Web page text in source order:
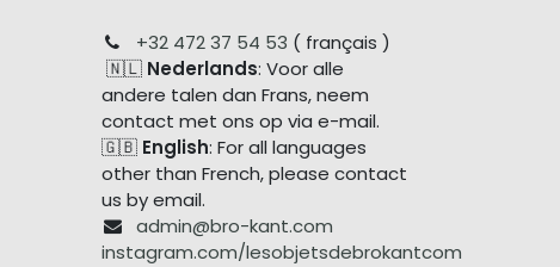
+32 472 37 54 53 ( français )
🇳🇱 Nederlands: Voor alle
andere talen dan Frans, neem
contact met ons op via e-mail.
🇬🇧 English: For all languages
other than French, please contact
us by email.
admin@bro-kant.com
instagram.com/lesobjetsdebrokantcom